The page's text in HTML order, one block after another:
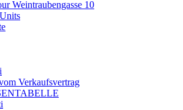
Weintraubengasse 10
Verkaufsvertrag